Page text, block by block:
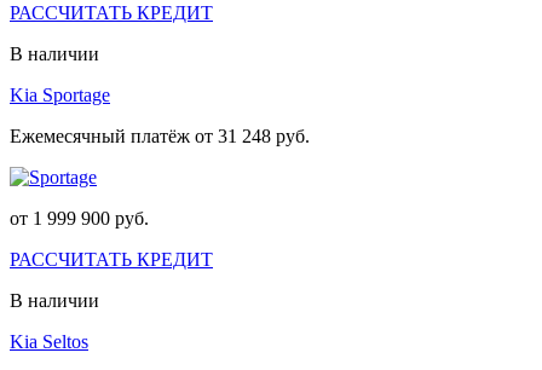
РАССЧИТАТЬ КРЕДИТ
В наличии
Kia Sportage
Ежемесячный платёж от 31 248 руб.
от 1 999 900 руб.
РАССЧИТАТЬ КРЕДИТ
В наличии
Kia Seltos